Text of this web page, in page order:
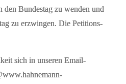
den Bundestag zu wenden und
zu erzwingen. Die Petitions-
sich in unseren Email-